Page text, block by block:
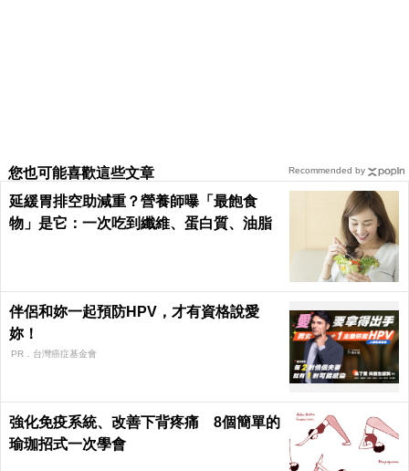
您也可能喜歡這些文章
延緩胃排空助減重？營養師曝「最飽食
物」是它：一次吃到纖維、蛋白質、油脂
伴侶和妳一起預防HPV，才有資格說愛
妳！
PR．台灣癌症基金會
強化免疫系統、改善下背疼痛 8個簡單的
瑜珈招式一次學會
Recommended by